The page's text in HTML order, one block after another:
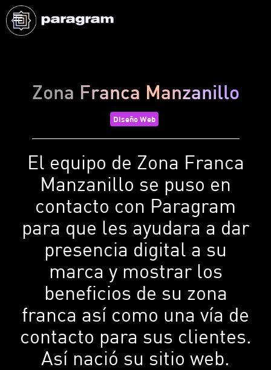
Zona Franca Manzanillo
Diseño Web
El equipo de Zona Franca
Manzanillo se puso en
contacto con Paragram
para que les ayudara a dar
presencia digital a su
marca y mostrar los
beneficios de su zona
franca así como una vía de
contacto para sus clientes.
Así nació su sitio web.